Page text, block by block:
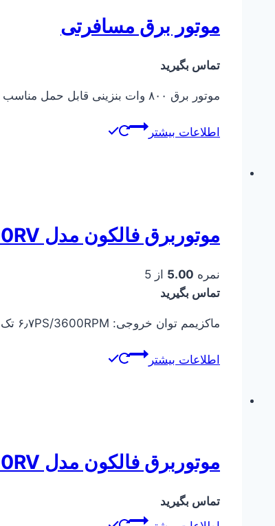
موتور برق مسافرتی
تماس بگیرید
موتور برق ۸۰۰ وات بنزینی قابل حمل مناسب برای مسافرت وپیک نیک
اطلاعات بیشتر
موتوربرق فالکون مدل PT3800RV – استارتی
نمره 5.00 از 5
تماس بگیرید
ماکزیمم توان خروجی: ۶٫۷PS/3600RPM تک فاز بنزینی – ۱۵ لیتر
اطلاعات بیشتر
موتوربرق فالکون مدل PT3800RV – معمولی
تماس بگیرید